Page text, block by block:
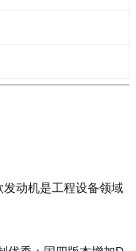
动机是工程设备领域